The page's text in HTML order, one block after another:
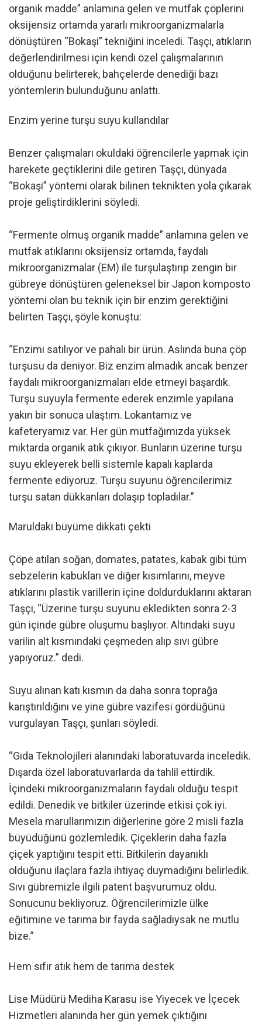
organik madde” anlamına gelen ve mutfak çöplerini
oksijensiz ortamda yararlı mikroorganizmalarla
dönüştüren “Bokaşi” tekniğini inceledi. Taşçı, atıkların
değerlendirilmesi için kendi özel çalışmalarının
olduğunu belirterek, bahçelerde denediği bazı
yöntemlerin bulunduğunu anlattı.
Enzim yerine turşu suyu kullandılar
Benzer çalışmaları okuldaki öğrencilerle yapmak için
harekete geçtiklerini dile getiren Taşçı, dünyada
“Bokaşi” yöntemi olarak bilinen teknikten yola çıkarak
proje geliştirdiklerini söyledi.
“Fermente olmuş organik madde” anlamına gelen ve
mutfak atıklarını oksijensiz ortamda, faydalı
mikroorganizmalar (EM) ile turşulaştırıp zengin bir
gübreye dönüştüren geleneksel bir Japon komposto
yöntemi olan bu teknik için bir enzim gerektiğini
belirten Taşçı, şöyle konuştu:
“Enzimi satılıyor ve pahalı bir ürün. Aslında buna çöp
turşusu da deniyor. Biz enzim almadık ancak benzer
faydalı mikroorganizmaları elde etmeyi başardık.
Turşu suyuyla fermente ederek enzimle yapılana
yakın bir sonuca ulaştım. Lokantamız ve
kafeteryamız var. Her gün mutfağımızda yüksek
miktarda organik atık çıkıyor. Bunların üzerine turşu
suyu ekleyerek belli sistemle kapalı kaplarda
fermente ediyoruz. Turşu suyunu öğrencilerimiz
turşu satan dükkanları dolaşıp topladılar.”
Maruldaki büyüme dikkati çekti
Çöpe atılan soğan, domates, patates, kabak gibi tüm
sebzelerin kabukları ve diğer kısımlarını, meyve
atıklarını plastik varillerin içine doldurduklarını aktaran
Taşçı, “Üzerine turşu suyunu ekledikten sonra 2-3
gün içinde gübre oluşumu başlıyor. Altındaki suyu
varilin alt kısmındaki çeşmeden alıp sıvı gübre
yapıyoruz.” dedi.
Suyu alınan katı kısmın da daha sonra toprağa
karıştırıldığını ve yine gübre vazifesi gördüğünü
vurgulayan Taşçı, şunları söyledi.
“Gıda Teknolojileri alanındaki laboratuvarda inceledik.
Dışarda özel laboratuvarlarda da tahlil ettirdik.
İçindeki mikroorganizmaların faydalı olduğu tespit
edildi. Denedik ve bitkiler üzerinde etkisi çok iyi.
Mesela marullarımızın diğerlerine göre 2 misli fazla
büyüdüğünü gözlemledik. Çiçeklerin daha fazla
çiçek yaptığını tespit etti. Bitkilerin dayanıklı
olduğunu ilaçlara fazla ihtiyaç duymadığını belirledik.
Sıvı gübremizle ilgili patent başvurumuz oldu.
Sonucunu bekliyoruz. Öğrencilerimizle ülke
eğitimine ve tarıma bir fayda sağladıysak ne mutlu
bize.”
Hem sıfır atık hem de tarıma destek
Lise Müdürü Mediha Karasu ise Yiyecek ve İçecek
Hizmetleri alanında her gün yemek çıktığını